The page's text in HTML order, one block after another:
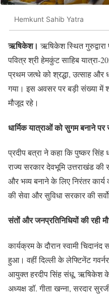
Hemkunt Sahib Yatra
ऋषिकेश। ऋषिकेश स्थित गुरुद्वारा
पवित्र श्री हेमकुंट साहिब यात्रा-
प्रथम जत्थे को श्रद्धा, उत्साह और
गया। इस अवसर पर बड़ी संख्या में
मौजूद रहे।
धार्मिक यात्राओं को सुगम बनाने
प्रदीप बत्रा ने कहा कि पुष्कर
राज्य सरकार देवभूमि उत्तराखंड की
और भव्य बनाने के लिए निरंतर
की सेवा और सुविधा सरकार की
संतों और जनप्रतिनिधियों की रही
कार्यक्रम के दौरान स्वामी चिदानंद
हुआ। वहीं दिल्ली के लेफ्टिनेंट
आयुक्त हरदीप सिंह संधू, ऋषिकेश के
अध्यक्ष डॉ. गीता खन्ना, सरदार